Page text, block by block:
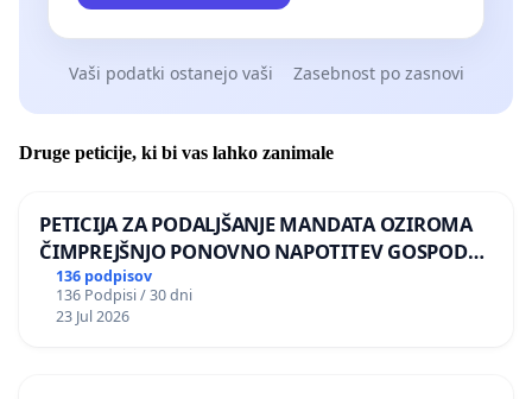
Vaši podatki ostanejo vaši Zasebnost po zasnovi
Druge peticije, ki bi vas lahko zanimale
PETICIJA ZA PODALJŠANJE MANDATA OZIROMA
ČIMPREJŠNJO PONOVNO NAPOTITEV GOSPODA
BERNARDA ŠRAJNERJA NA VELEPOSLANIŠTVO
REPUBLIKE SLOVENIJE V MOSKVI
136 podpisov
136 Podpisi / 30 dni
23 Jul 2026